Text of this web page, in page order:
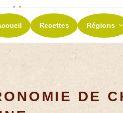
La richesse de
Recettes Régions
DE